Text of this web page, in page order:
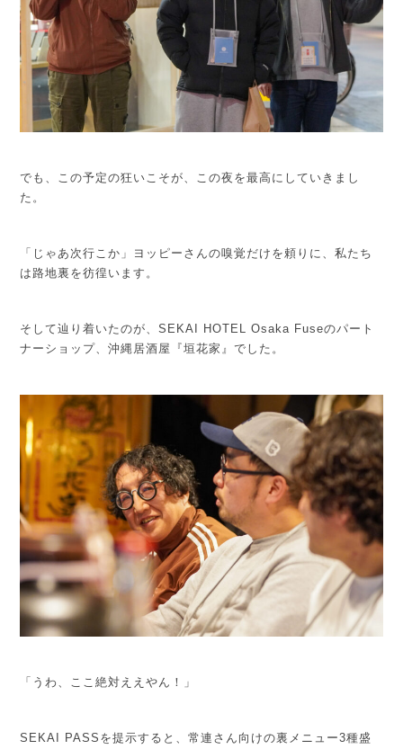
でも、この予定の狂いこそが、この夜を最高にしていきまし
た。
「じゃあ次行こか」
ヨッピーさんの嗅覚だけを頼りに、私たち
は路地裏を彷徨います。
そして辿り着いたのが、SEKAI HOTEL Osaka Fuseのパート
ナーショップ、沖縄居酒屋『垣花家』でした。
「うわ、ここ絶対ええやん！」
SEKAI PASSを提示すると、常連さん向けの裏メニュー3種盛